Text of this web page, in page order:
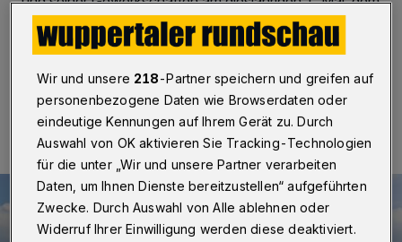
Tag der Arbeit in Wuppertal.
29.04.2022 , 08:00 Uhr 2 Minuten Lesezeit
Wir und unsere 218-Partner speichern und greifen auf
personenbezogene Daten wie Browserdaten oder
eindeutige Kennungen auf Ihrem Gerät zu. Durch
Auswahl von OK aktivieren Sie Tracking-Technologien
für die unter „Wir und unsere Partner verarbeiten
Daten, um Ihnen Dienste bereitzustellen“ aufgeführten
Zwecke. Durch Auswahl von Alle ablehnen oder
Widerruf Ihrer Einwilligung werden diese deaktiviert.